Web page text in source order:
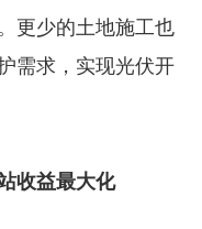
更少的土地施工也
需求，实现光伏开
收益最大化